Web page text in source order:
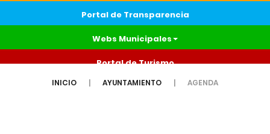
Portal de Transparencia
Webs Municipales
Portal de Turismo
INICIO AYUNTAMIENTO AGENDA